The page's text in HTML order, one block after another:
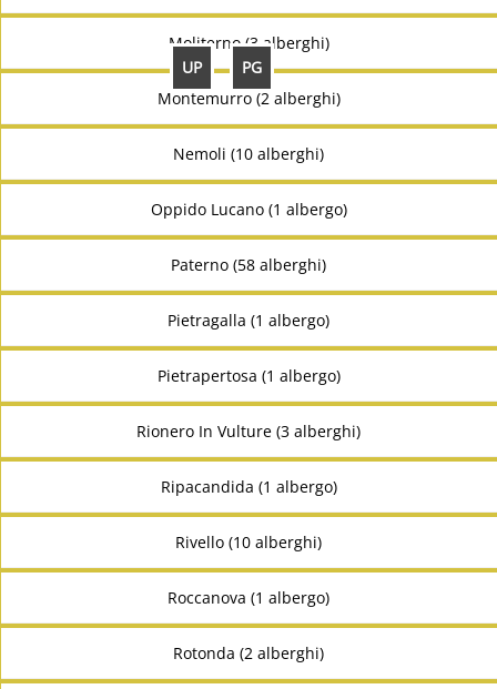
UP PG
Moliterno (3 alberghi)
Montemurro (2 alberghi)
Nemoli (10 alberghi)
Oppido Lucano (1 albergo)
Paterno (58 alberghi)
Pietragalla (1 albergo)
Pietrapertosa (1 albergo)
Rionero In Vulture (3 alberghi)
Ripacandida (1 albergo)
Rivello (10 alberghi)
Roccanova (1 albergo)
Rotonda (2 alberghi)